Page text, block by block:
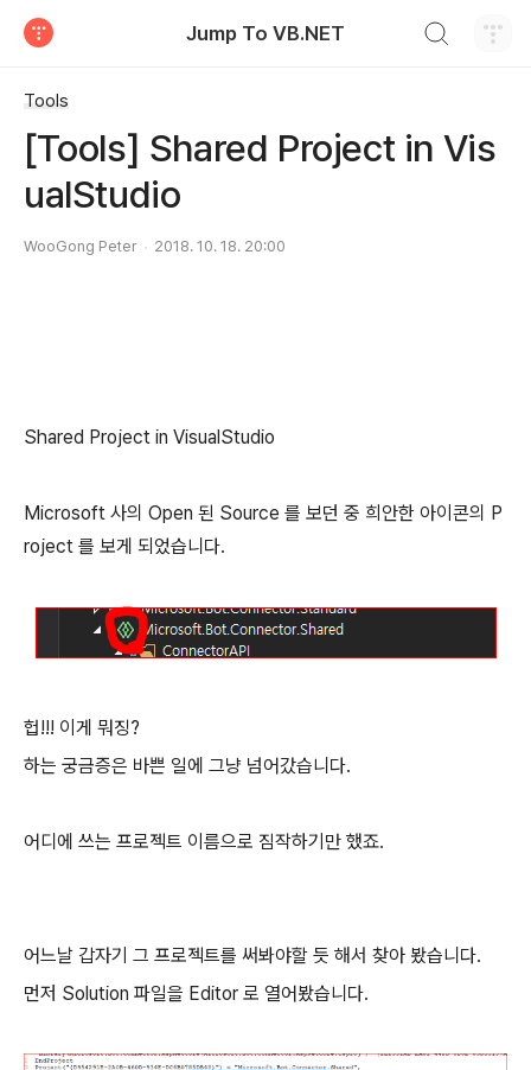
Jump To VB.NET
Tools
[Tools] Shared Project in Vis
ualStudio
WooGong Peter 2018. 10. 18. 20:00
Shared Project in VisualStudio
Microsoft 사의 Open 된 Source 를 보던 중 희안한 아이콘의 P
roject 를 보게 되었습니다.
헙!!! 이게 뭐징?
하는 궁금증은 바쁜 일에 그냥 넘어갔습니다.
어디에 쓰는 프로젝트 이름으로 짐작하기만 했죠.
어느날 갑자기 그 프로젝트를 써봐야할 듯 해서 찾아 봤습니다.
먼저 Solution 파일을 Editor 로 열어봤습니다.